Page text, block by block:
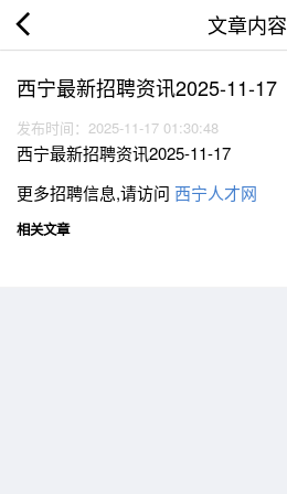
文章内容
西宁最新招聘资讯2025-11-17
发布时间：2025-11-17 01:30:48
西宁最新招聘资讯2025-11-17
更多招聘信息,请访问 西宁人才网
相关文章